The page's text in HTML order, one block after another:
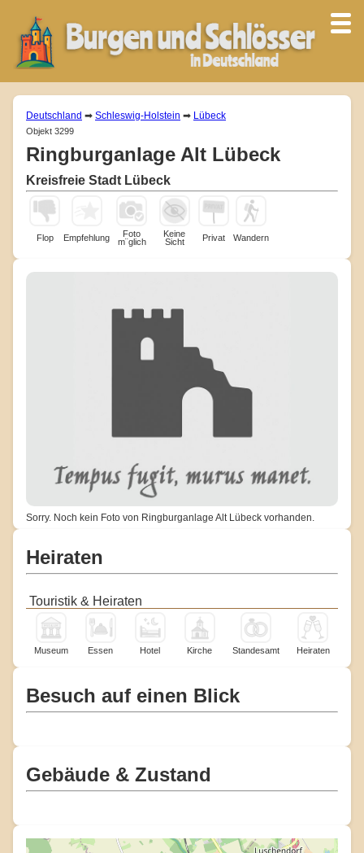
Deutschland ➡ Schleswig-Holstein ➡ Lübeck
Objekt 3299
Ringburganlage Alt Lübeck
Kreisfreie Stadt Lübeck
Flop Empfehlung
Foto
m¨glich
Keine
Sicht
Privat Wandern
Sorry. Noch kein Foto von Ringburganlage Alt Lübeck vorhanden.
Heiraten
Touristik & Heiraten
Museum Essen Hotel Kirche Standesamt Heiraten
Besuch auf einen Blick
Gebäude & Zustand